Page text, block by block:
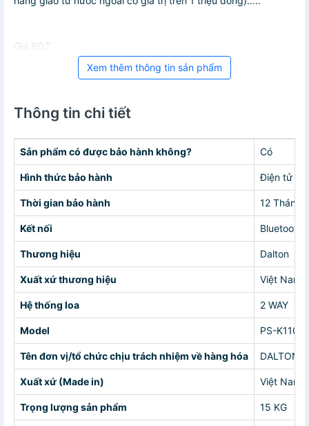
Giá BOT
Xem thêm thông tin sản phẩm
Thông tin chi tiết
Sản phẩm có được bảo hành không? Có
Hình thức bảo hành Điện tử
Thời gian bảo hành 12 Tháng
Kết nối Bluetooth
Thương hiệu Dalton
Xuất xứ thương hiệu Việt Nam
Hệ thống loa 2 WAY
Model PS-K110A
Tên đơn vị/tổ chức chịu trách nhiệm về hàng hóa DALTON
Xuất xứ (Made in) Việt Nam
Trọng lượng sản phẩm 15 KG